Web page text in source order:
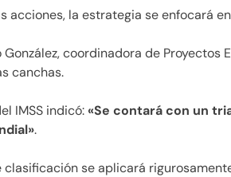
acciones, la estrategia se enfocará
coordinadora de Proyectos
canchas.
IMSS indicó:«Se contará con un
.
clasificación se aplicará